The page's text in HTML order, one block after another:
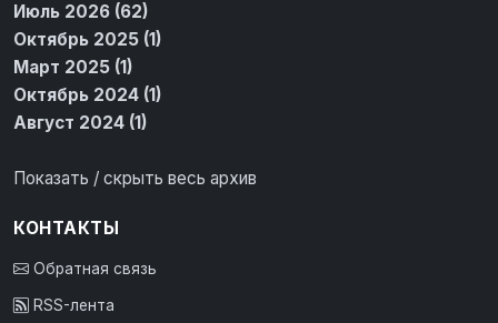
Июль 2026 (62)
Октябрь 2025 (1)
Март 2025 (1)
Октябрь 2024 (1)
Август 2024 (1)
Показать / скрыть весь архив
КОНТАКТЫ
Обратная связь
RSS-лента